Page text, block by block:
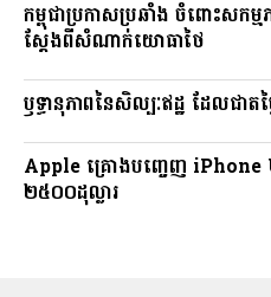
កម្ពុជាប្រកាសប្រឆាំង ចំពោះសកម្
ស្តែងពីសំណាក់យោធាថៃ
ឫទ្ធានុភាពនៃសិល្បៈឥដ្ឋ ដែលជាតម្
Apple គ្រោងបញ្ចេញ iPhone
២៥០០ដុល្លារ